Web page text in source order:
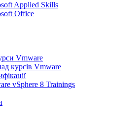
Applied Skills
Office
Vmware
курсів Vmware
vSphere 8 Trainings